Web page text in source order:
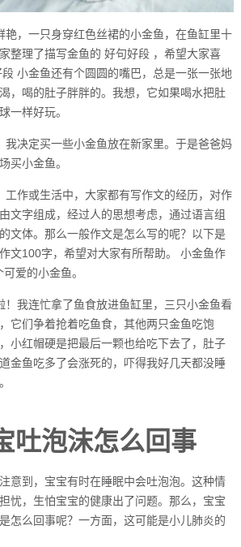
艳，一只身穿红色丝裙的小金鱼，在鱼缸里十
整理了描写金鱼的 好句好段 ，希望大家喜
小金鱼还有个圆圆的嘴巴，总是一张一张地
，喝的肚子胖胖的。我想，它如果喝水把肚
一样好玩。
我决定买一些小金鱼放在新家里。于是爸爸妈
买小金鱼。
工作或生活中，大家都有写作文的经历，对作
文字组成，经过人的思想考虑，通过语言组
文体。那么一般作文是怎么写的呢？以下是
文100字，希望对大家有所帮助。 小金鱼作
爱的小金鱼。
！我连忙拿了鱼食放进鱼缸里，三只小金鱼看
它们争着抢着吃鱼食，其他两只金鱼吃饱
小红帽硬是把最后一颗也给吃下去了，肚子
金鱼吃多了会涨死的，吓得我好几天都没睡
吐泡沫怎么回事
意到，宝宝有时在睡眠中会吐泡泡。这种情
忧，生怕宝宝的健康出了问题。那么，宝宝
怎么回事呢？一方面，这可能是小儿肺炎的